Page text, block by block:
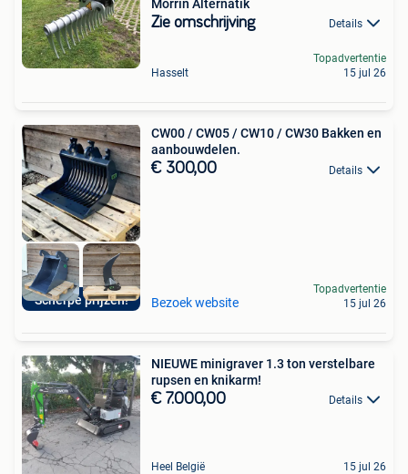
Morrin Alternatik
Zie omschrijving Details
Hasselt
Topadvertentie
15 jul 26
Scherpe prijzen!
CW00 / CW05 / CW10 / CW30 Bakken en
aanbouwdelen.
€ 300,00 Details
Bezoek website
Topadvertentie
15 jul 26
NIEUWE minigraver 1.3 ton verstelbare
rupsen en knikarm!
€ 7.000,00 Details
Heel België 15 jul 26